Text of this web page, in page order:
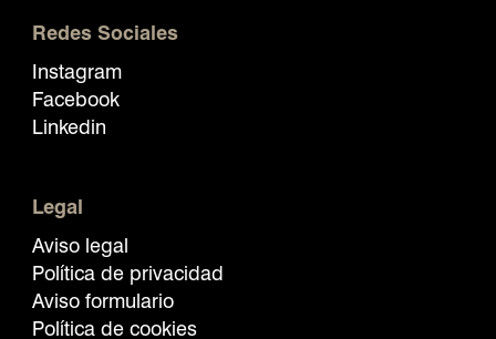
Redes Sociales
Instagram
Facebook
Linkedin
Legal
Aviso legal
Política de privacidad
Aviso formulario
Política de cookies